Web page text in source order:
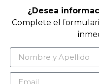
¿Desea
Complete el